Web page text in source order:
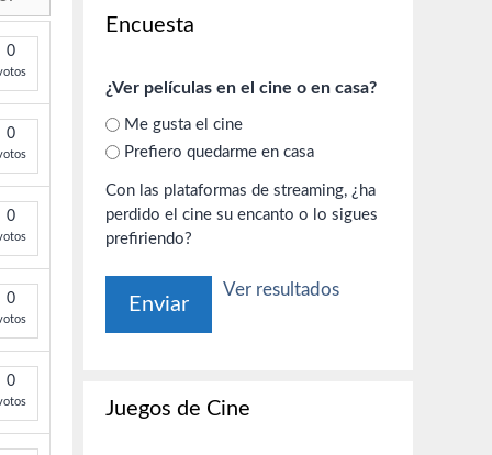
0
0
0
0
0
Encuesta
¿Ver películas en el cine o en casa?
Me gusta el cine
Prefiero quedarme en casa
Con las plataformas de streaming, ¿ha
perdido el cine su encanto o lo sigues
prefiriendo?
Ver resultados
Juegos de Cine